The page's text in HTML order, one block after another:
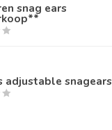
snag ears
adjustable snagears